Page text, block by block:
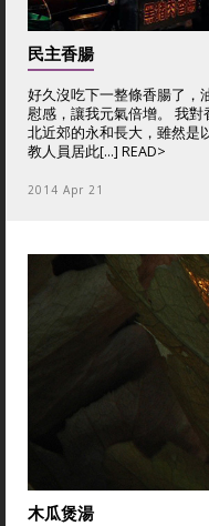
民主香腸
好久沒吃下一整條香腸了，
慰感，讓我元氣倍增。 我
北近郊的永和長大，雖然是
教人員居此[...] READ>
2014 Apr 21
木瓜煲湯